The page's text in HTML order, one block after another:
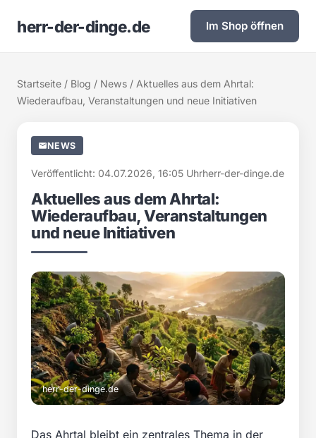
herr-der-dinge.de Im Shop öffnen
Startseite / Blog / News / Aktuelles aus dem Ahrtal:
Wiederaufbau, Veranstaltungen und neue Initiativen
NEWS
Veröffentlicht: 04.07.2026, 16:05 Uhrherr-der-dinge.de
Aktuelles aus dem Ahrtal:
Wiederaufbau, Veranstaltungen
und neue Initiativen
herr-der-dinge.de
Das Ahrtal bleibt ein zentrales Thema in der